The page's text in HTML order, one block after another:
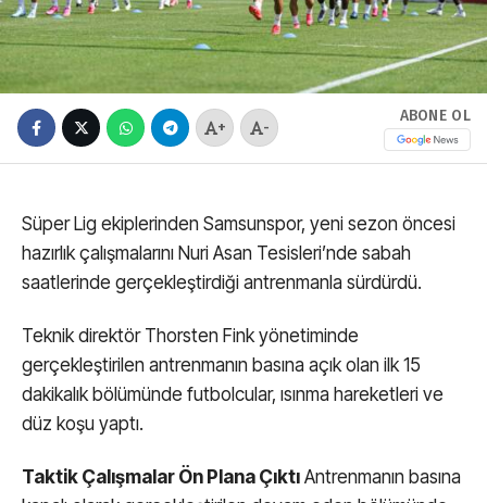
+ -
ABONE OL
Süper Lig ekiplerinden Samsunspor, yeni sezon öncesi
hazırlık çalışmalarını Nuri Asan Tesisleri’nde sabah
saatlerinde gerçekleştirdiği antrenmanla sürdürdü.
Teknik direktör Thorsten Fink yönetiminde
gerçekleştirilen antrenmanın basına açık olan ilk 15
dakikalık bölümünde futbolcular, ısınma hareketleri ve
düz koşu yaptı.
Taktik Çalışmalar Ön Plana Çıktı Antrenmanın basına